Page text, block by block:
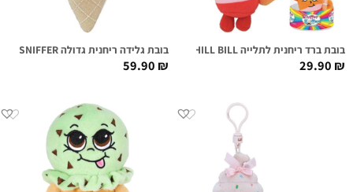
בובת ברד ריחנית לתלייה CHILL BILL
29.90₪
בובת גלידה ריחנית גדולה SHIRLEY CONE SUPER SNIFFER
59.90₪